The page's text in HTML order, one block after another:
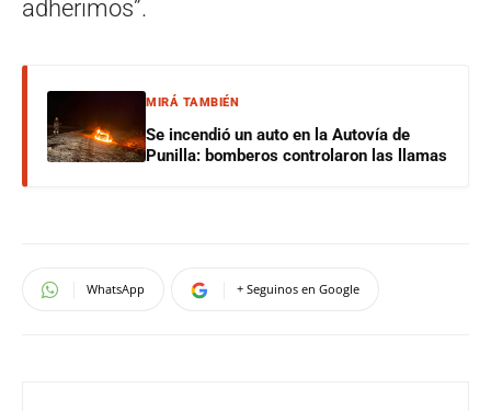
adherimos”.
MIRÁ TAMBIÉN
Se incendió un auto en la Autovía de
Punilla: bomberos controlaron las llamas
WhatsApp + Seguinos en Google